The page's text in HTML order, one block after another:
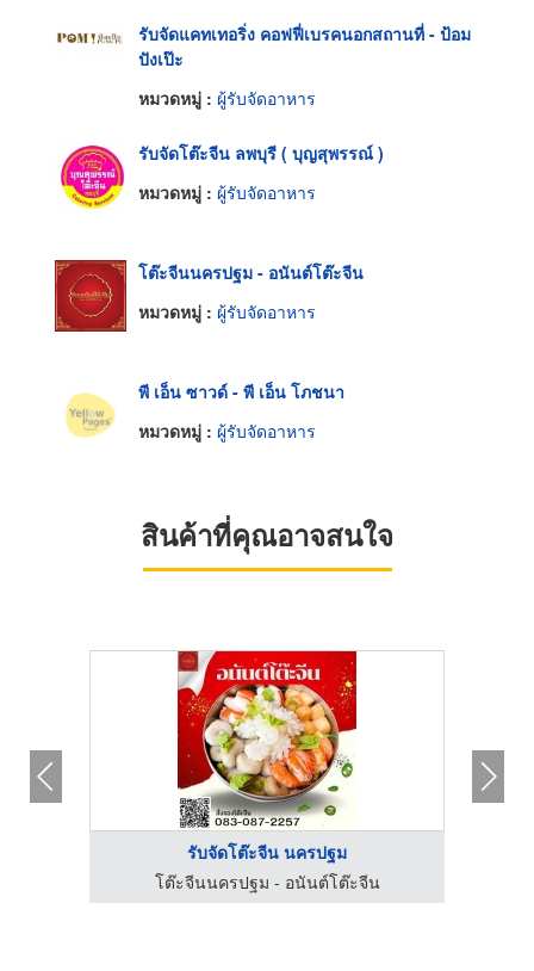
รับจัดแคทเทอริ่ง คอฟฟี่เบรคนอกสถานที่ - ป้อม
ปังเป๊ะ
หมวดหมู่ : ผู้รับจัดอาหาร
รับจัดโต๊ะจีน ลพบุรี ( บุญสุพรรณ์ )
หมวดหมู่ : ผู้รับจัดอาหาร
โต๊ะจีนนครปฐม - อนันต์โต๊ะจีน
หมวดหมู่ : ผู้รับจัดอาหาร
พี เอ็น ซาวด์ - พี เอ็น โภชนา
หมวดหมู่ : ผู้รับจัดอาหาร
สินค้าที่คุณอาจสนใจ
รับจัดโต๊ะจีน นครปฐม
โต๊ะจีนนครปฐม - อนันต์โต๊ะจีน